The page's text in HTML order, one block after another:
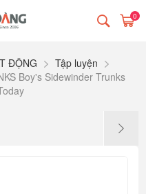
0
ĐỘNG
Tập luyện
Boy's Sidewinder Trunks